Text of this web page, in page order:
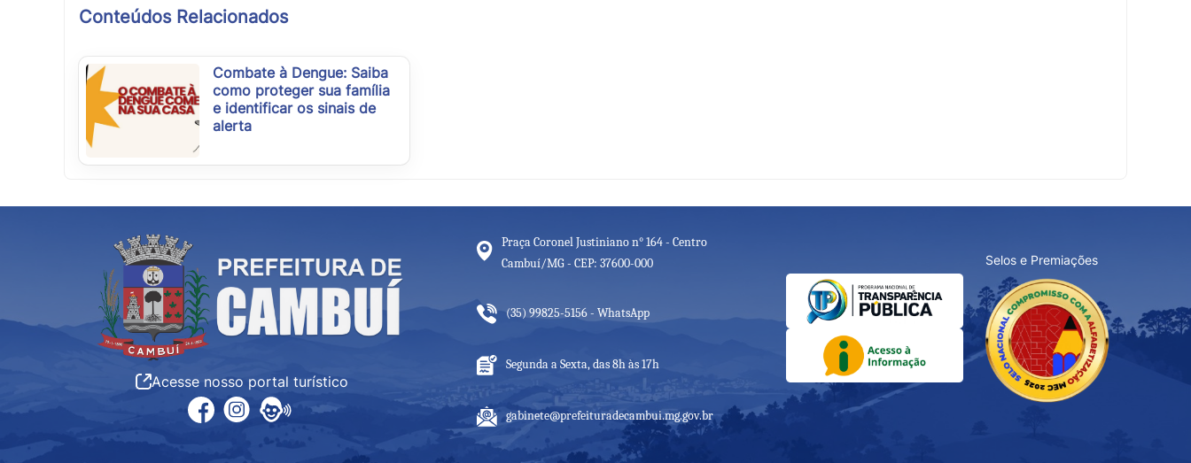
Conteúdos Relacionados
Combate à Dengue: Saiba
como proteger sua família
e identificar os sinais de
alerta
Acesse nosso portal turístico
Praça Coronel Justiniano n° 164 - Centro
Cambuí/MG - CEP: 37600-000
(35) 99825-5156 - WhatsApp
Segunda a Sexta, das 8h às 17h
gabinete@prefeituradecambui.mg.gov.br
Selos e Premiações